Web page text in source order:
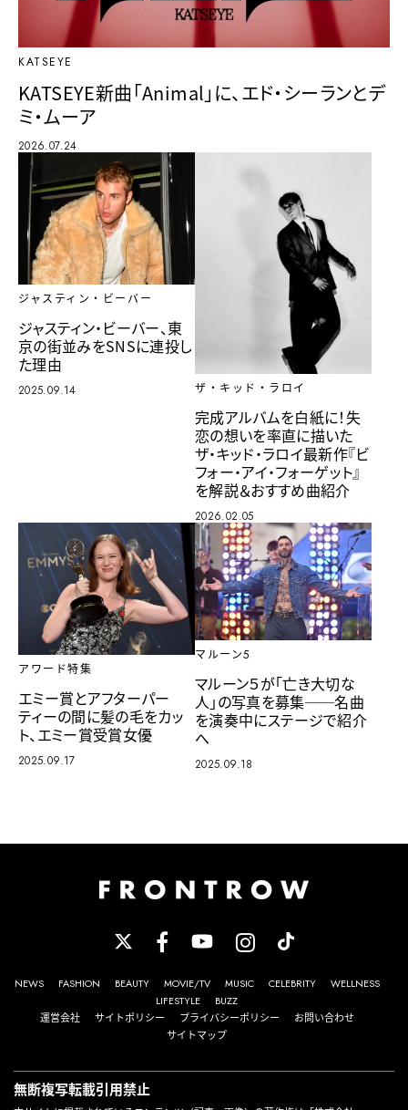
KATSEYE
KATSEYE新曲「Animal」に、エド・シーランとデ
ミ・ムーア
2026.07.24
ジャスティン・ビーバー
ジャスティン・ビーバー、東
京の街並みをSNSに連投し
た理由
2025.09.14 ザ・キッド・ラロイ
完成アルバムを白紙に！失
恋の想いを率直に描いた
ザ・キッド・ラロイ最新作『ビ
フォー・アイ・フォーゲット』
を解説＆おすすめ曲紹介
2026.02.05
アワード特集
エミー賞とアフターパー
ティーの間に髪の毛をカッ
ト、エミー賞受賞女優
2025.09.17
マルーン5
マルーン５が「亡き大切な
人」の写真を募集──名曲
を演奏中にステージで紹介
へ
2025.09.18
NEWS FASHION BEAUTY MOVIE/TV MUSIC CELEBRITY
WELLNESS
LIFESTYLE
BUZZ
運営会社
サイトポリシー プライバシーポリシー
お問い合わせ
サイトマップ
無断複写転載引用禁止